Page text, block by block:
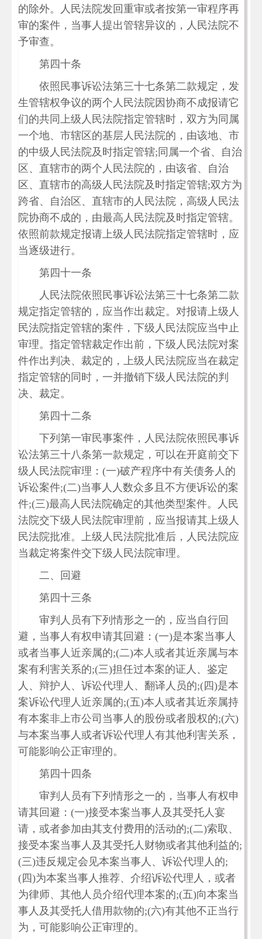
的除外。人民法院发回重审或者按第一审程序再
审的案件，当事人提出管辖异议的，人民法院不
予审查。
第四十条
依照民事诉讼法第三十七条第二款规定，发
生管辖权争议的两个人民法院因协商不成报请它
们的共同上级人民法院指定管辖时，双方为同属
一个地、市辖区的基层人民法院的，由该地、市
的中级人民法院及时指定管辖;同属一个省、自治
区、直辖市的两个人民法院的，由该省、自治
区、直辖市的高级人民法院及时指定管辖;双方为
跨省、自治区、直辖市的人民法院，高级人民法
院协商不成的，由最高人民法院及时指定管辖。
依照前款规定报请上级人民法院指定管辖时，应
当逐级进行。
第四十一条
人民法院依照民事诉讼法第三十七条第二款
规定指定管辖的，应当作出裁定。对报请上级人
民法院指定管辖的案件，下级人民法院应当中止
审理。指定管辖裁定作出前，下级人民法院对案
件作出判决、裁定的，上级人民法院应当在裁定
指定管辖的同时，一并撤销下级人民法院的判
决、裁定。
第四十二条
下列第一审民事案件，人民法院依照民事诉
讼法第三十八条第一款规定，可以在开庭前交下
级人民法院审理：(一)破产程序中有关债务人的
诉讼案件;(二)当事人人数众多且不方便诉讼的案
件;(三)最高人民法院确定的其他类型案件。人民
法院交下级人民法院审理前，应当报请其上级人
民法院批准。上级人民法院批准后，人民法院应
当裁定将案件交下级人民法院审理。
二、回避
第四十三条
审判人员有下列情形之一的，应当自行回
避，当事人有权申请其回避：(一)是本案当事人
或者当事人近亲属的;(二)本人或者其近亲属与本
案有利害关系的;(三)担任过本案的证人、鉴定
人、辩护人、诉讼代理人、翻译人员的;(四)是本
案诉讼代理人近亲属的;(五)本人或者其近亲属持
有本案非上市公司当事人的股份或者股权的;(六)
与本案当事人或者诉讼代理人有其他利害关系，
可能影响公正审理的。
第四十四条
审判人员有下列情形之一的，当事人有权申
请其回避：(一)接受本案当事人及其受托人宴
请，或者参加由其支付费用的活动的;(二)索取、
接受本案当事人及其受托人财物或者其他利益的;
(三)违反规定会见本案当事人、诉讼代理人的;
(四)为本案当事人推荐、介绍诉讼代理人，或者
为律师、其他人员介绍代理本案的;(五)向本案当
事人及其受托人借用款物的;(六)有其他不正当行
为，可能影响公正审理的。